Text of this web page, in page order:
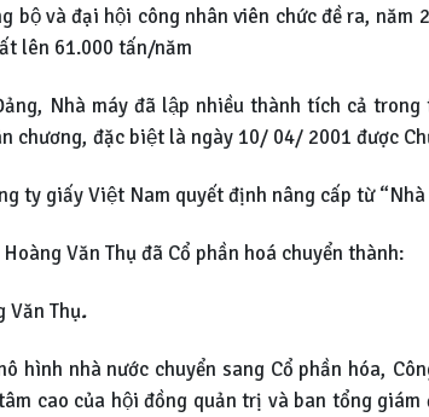
bộ và đại hội công nhân viên chức đề ra,
lên 61.000 tấn/năm
Nhà máy đã lập nhiều thành tích cả
chương, đặc biệt là ngày 10/ 04/ 2001 được
ty giấy Việt Nam quyết định nâng cấp từ
Văn Thụ đã Cổ phần hoá chuyển thành:
Văn Thụ.
hình nhà nước chuyển sang Cổ phần hóa,
cao của hội đồng quản trị và ban tổng